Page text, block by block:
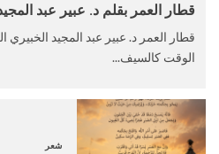
قطار العمر بقلم د. عبير عبد
قطار العمر د. عبير عبد المجيد الخبيري
الوقت كالسيف...
شعر